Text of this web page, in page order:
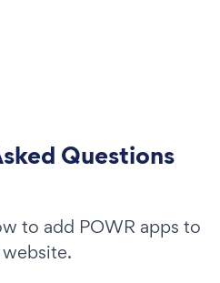
Questions
to add POWR apps to